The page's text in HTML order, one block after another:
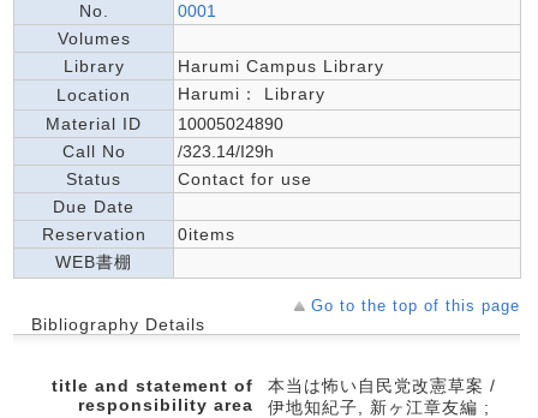
No.
0001
Volumes
Library
Harumi Campus Library
Location
Harumi： Library
Material ID
10005024890
Call No
/323.14/I29h
Status
Contact for use
Due Date
Reservation
0items
WEB書棚
Go to the top of this page
Bibliography Details
title and statement of
responsibility area
本当は怖い自民党改憲草案 /
伊地知紀子, 新ヶ江章友編 ;